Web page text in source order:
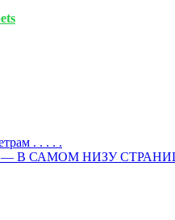
. . . . .
В САМОМ НИЗУ